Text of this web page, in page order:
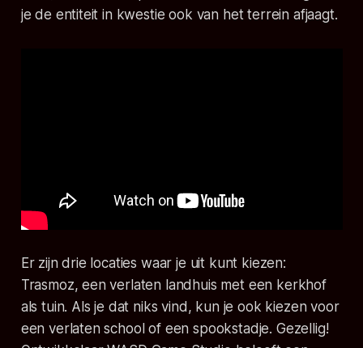
je de entiteit in kwestie ook van het terrein afjaagt.
Er zijn drie locaties waar je uit kunt kiezen:
Trasmoz, een verlaten landhuis met een kerkhof
als tuin. Als je dat niks vind, kun je ook kiezen voor
een verlaten school of een spookstadje. Gezellig!